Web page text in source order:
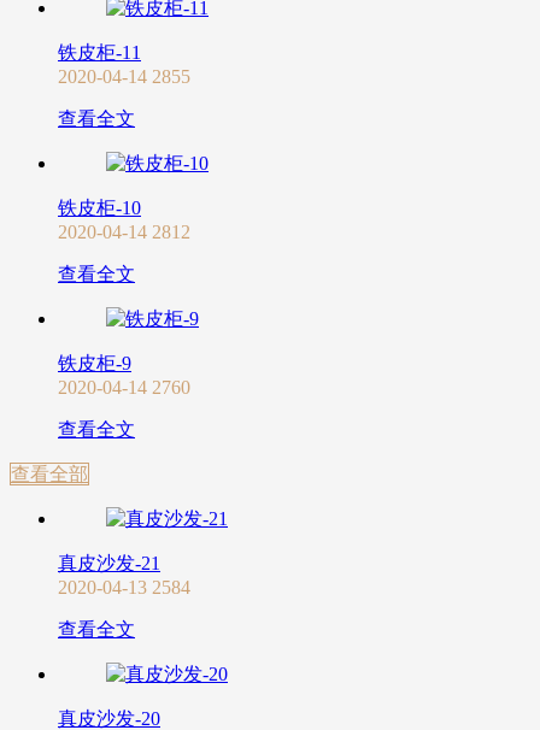
铁皮柜-11
2020-04-14 2855
查看全文
铁皮柜-10
2020-04-14 2812
查看全文
铁皮柜-9
2020-04-14 2760
查看全文
查看全部
真皮沙发-21
2020-04-13 2584
查看全文
真皮沙发-20